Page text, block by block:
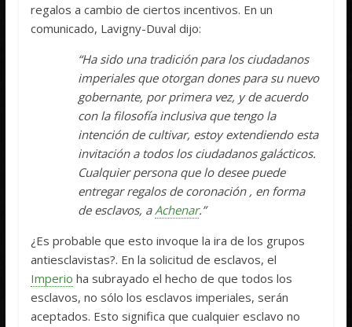
regalos a cambio de ciertos incentivos. En un
comunicado, Lavigny-Duval dijo:
“Ha sido una tradición para los ciudadanos
imperiales que otorgan dones para su nuevo
gobernante, por primera vez, y de acuerdo
con la filosofía inclusiva que tengo la
intención de cultivar, estoy extendiendo esta
invitación a todos los ciudadanos galácticos.
Cualquier persona que lo desee puede
entregar regalos de coronación , en forma
de esclavos, a Achenar.”
¿Es probable que esto invoque la ira de los grupos
antiesclavistas?. En la solicitud de esclavos, el
Imperio ha subrayado el hecho de que todos los
esclavos, no sólo los esclavos imperiales, serán
aceptados. Esto significa que cualquier esclavo no